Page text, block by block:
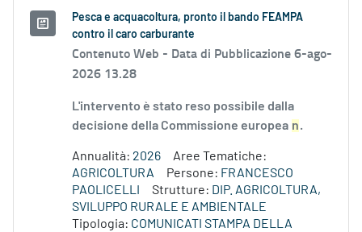
Pesca e acquacoltura, pronto il bando FEAMPA
contro il caro carburante
Contenuto Web - Data di Pubblicazione 6-ago-
2026 13.28
L'intervento è stato reso possibile dalla
decisione della Commissione europea n.
Annualità: 2026
Aree Tematiche:
AGRICOLTURA
Persone: FRANCESCO
PAOLICELLI
Strutture: DIP. AGRICOLTURA,
SVILUPPO RURALE E AMBIENTALE
Tipologia: COMUNICATI STAMPA DELLA